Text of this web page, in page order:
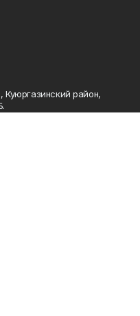
Куюргазинский район,